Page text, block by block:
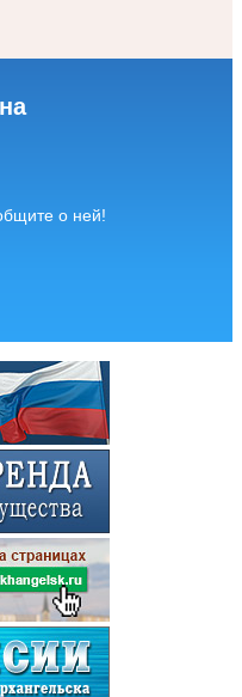
о ней!